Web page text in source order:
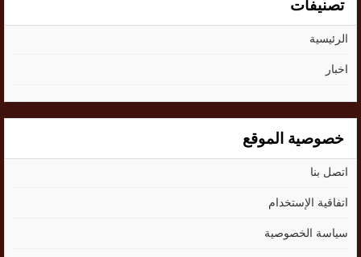
تصنيفات
الرئيسية
اخبار
خصوصية الموقع
اتصل بنا
اتفاقية الإستخدام
سياسة الخصوصية